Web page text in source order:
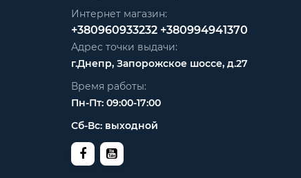
Интернет магазин:
+380960933232 +380994941370
Адрес точки выдачи:
г.Днепр, Запорожское шоссе, д.27
Время работы:
Пн-Пт: 09:00-17:00
Сб-Вс: выходной